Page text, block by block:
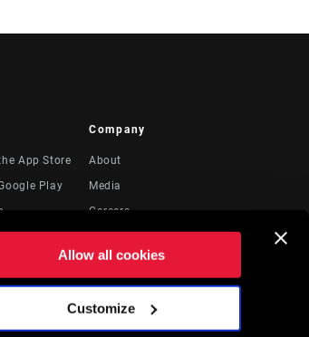
Allow all cookies
Customize
App Store
Play
Company
About
Media
Careers
Logos
Locations
Recursos Legales